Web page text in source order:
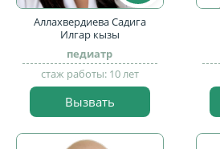
Аллахвердиева Садига
Илгар кызы
педиатр
стаж работы: 10 лет
Вызвать